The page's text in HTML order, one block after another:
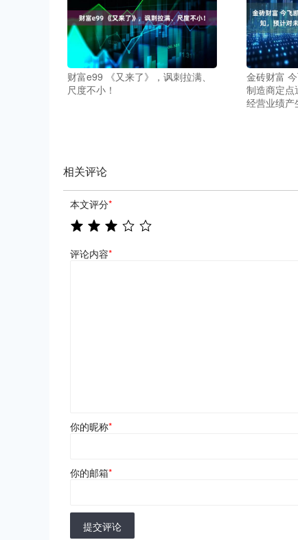
财富e99 《又来了》，讽刺拉满、
尺度不小！
金砖财富
制造商定点
经营业绩产
相关评论
本文评分*
评论内容*
你的昵称*
你的邮箱*
提交评论